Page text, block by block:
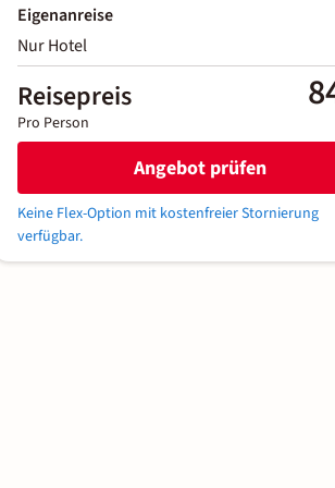
Eigenanreise
Nur Hotel
Reisepreis
Pro Person
Angebot prüfen
Keine Flex-Option mit kostenfreier Stornierung
verfügbar.